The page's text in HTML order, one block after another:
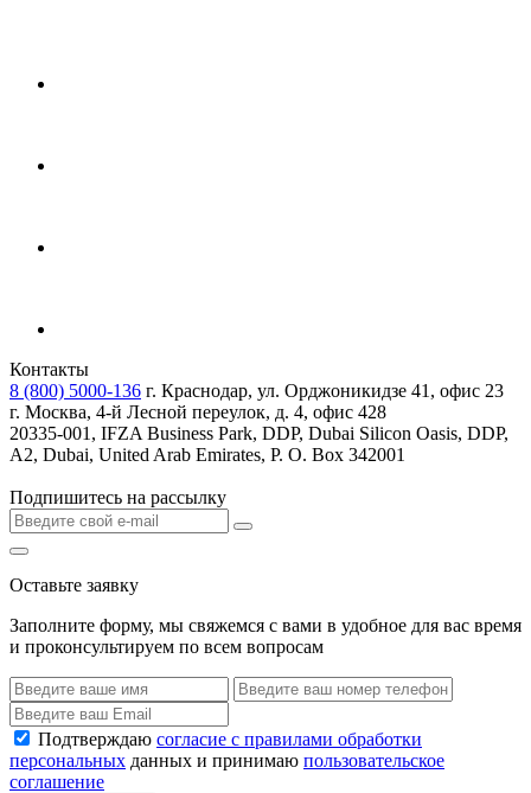
Контакты
8 (800) 5000-136 г. Краснодар, ул. Орджоникидзе 41, офис 23
г. Москва, 4-й Лесной переулок, д. 4, офис 428
20335-001, IFZA Business Park, DDP, Dubai Silicon Oasis, DDP,
A2, Dubai, United Arab Emirates, P. O. Box 342001
Подпишитесь на рассылку
Оставьте заявку
Заполните форму, мы свяжемся с вами в удобное для вас время
и проконсультируем по всем вопросам
Подтверждаю согласие с правилами обработки
персональных данных и принимаю пользовательское
соглашение